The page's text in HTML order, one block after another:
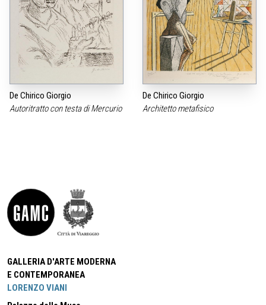
De Chirico Giorgio
Autoritratto con testa di Mercurio
De Chirico Giorgio
Architetto metafisico
GALLERIA D'ARTE MODERNA
E CONTEMPORANEA
LORENZO VIANI